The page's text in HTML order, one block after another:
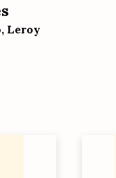
Leroy